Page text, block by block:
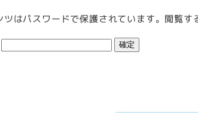
ツはパスワードで保護されています。閲覧す